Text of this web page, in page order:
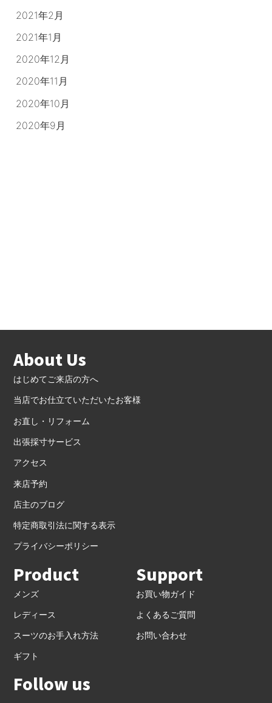
2021年2月
2021年1月
2020年12月
2020年11月
2020年10月
2020年9月
About Us
はじめてご来店の方へ
当店でお仕立ていただいたお客様
お直し・リフォーム
出張採寸サービス
アクセス
来店予約
店主のブログ
特定商取引法に関する表示
プライバシーポリシー
Product
メンズ
レディース
スーツのお手入れ方法
ギフト
Support
お買い物ガイド
よくあるご質問
お問い合わせ
Follow us